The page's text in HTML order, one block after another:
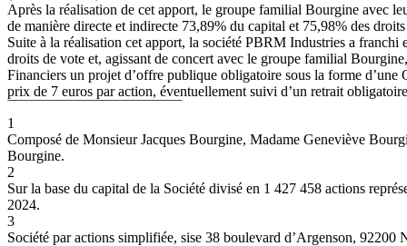
Après la réalisation de cet apport, le groupe familial Bourgine avec
de manière directe et indirecte 73,89% du capital et 75,98% des
Suite à la réalisation cet apport, la société PBRM Industries a franchi
droits de vote et, agissant de concert avec le groupe familial
Financiers un projet d’offre publique obligatoire sous la forme d’une
prix de 7 euros par action, éventuellement suivi d’un retrait
1
Composé de Monsieur Jacques Bourgine, Madame Geneviève
Bourgine.
2
Sur la base du capital de la Société divisé en 1 427 458 actions
2024.
3
Société par actions simplifiée, sise 38 boulevard d’Argenson, 92200